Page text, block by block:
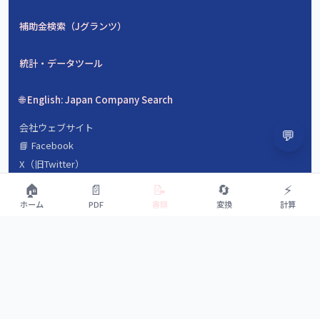
補助金検索（Jグランツ）
統計・データツール
🌐 English: Japan Company Search
会社ウェブサイト
📘 Facebook
X（旧Twitter）
会社概要
数字で見るyamada-tools.jp
🏠
ホーム
📄
PDF
📝
書類
🔄
変換
⚡
計算
💬